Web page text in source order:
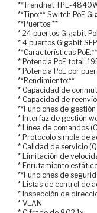
**Trendnet TPE-
**Tipo:** Switch PoE
**Puertos:**
* 24 puertos Gigabit
* 4 puertos Gigabit
**Características PoE:**
* Potencia PoE total:
* Potencia PoE por
**Rendimiento:**
* Capacidad de
* Capacidad de
**Funciones de
* Interfaz de gestión
* Línea de comandos
* Protocolo simple de
* Calidad de servicio
* Limitación de
* Enrutamiento
**Funciones de
* Listas de control de
* Inspección de
* VLAN